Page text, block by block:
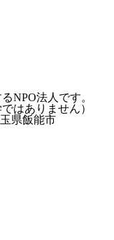
NPO法人です。
はありません）
県飯能市